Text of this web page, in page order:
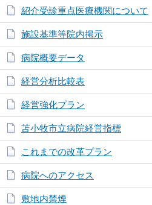
紹介受診重点医療機関について
施設基準等院内掲示
病院概要データ
経営分析比較表
経営強化プラン
苫小牧市立病院経営指標
これまでの改革プラン
病院へのアクセス
敷地内禁煙